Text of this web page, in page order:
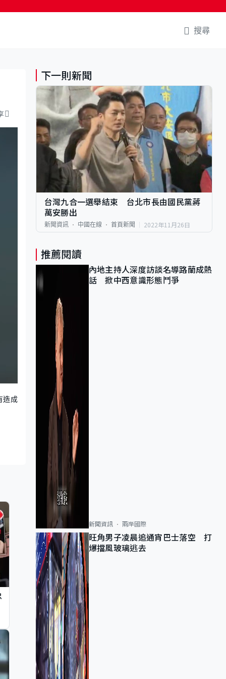
搜尋
造成
下一則新聞
台灣九合一選舉結束 台北市長由國民黨蔣
萬安勝出
新聞資訊 中國在線 首頁新聞 2022年11月26日
推薦閱讀
內地主持人深度訪談名導路蘭成熱
話 掀中西意識形態鬥爭
新聞資訊 兩岸國際
旺角男子凌晨追通宵巴士落空 打
爆擋風玻璃逃去